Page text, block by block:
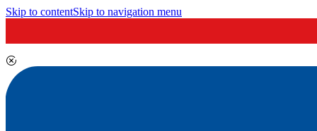
Skip to contentSkip to navigation menu